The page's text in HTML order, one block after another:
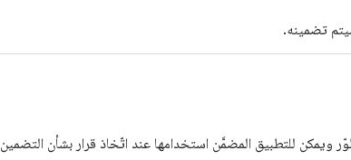
تضمينه.
ويمكن للتطبيق المضمَّن استخدامها عند اتّخاذ قرار بشأن التضمين